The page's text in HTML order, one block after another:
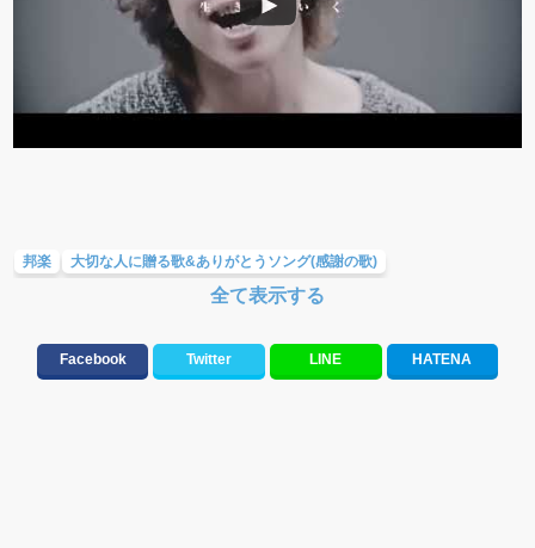
邦楽 大切な人に贈る歌&ありがとうソング(感謝の歌)
友達&友情ソング・青春ソング
テンションが上がる歌&盛り上がる曲
全て表示する
Facebook Twitter LINE HATENA